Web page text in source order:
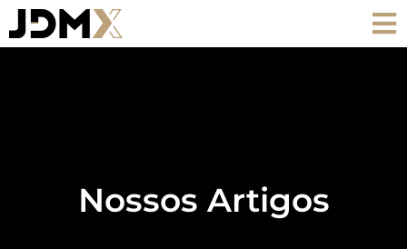
Nossos Artigos